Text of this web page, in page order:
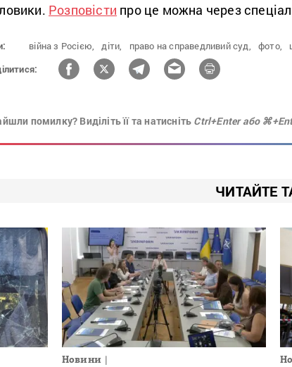
Розповісти про це можна через
війна з Росією, діти, право на справедливий суд, фото,
помилку? Виділіть її та натисніть Ctrl+Enter або
ЧИТАЙТЕ
Новини